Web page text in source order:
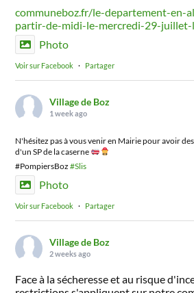
communeboz.fr/le-departement-en-
partir-de-midi-le-mercredi-29-juillet-
Photo
Voir sur Facebook · Partager
Village de Boz
1 week ago
N'hésitez pas à vous venir en Mairie pour avoir
d'un SP de la caserne
#PompiersBoz#Slis
Photo
Voir sur Facebook · Partager
Village de Boz
2 weeks ago
Face à la sécheresse et au risque